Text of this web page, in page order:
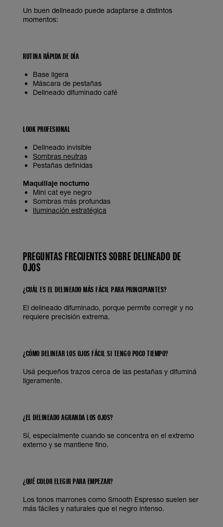
Un buen delineado puede adaptarse a distintos
momentos:
RUTINA RÁPIDA DE DÍA
Base ligera
Máscara de pestañas
Delineado difuminado café
LOOK PROFESIONAL
Delineado invisible
Sombras neutras
Pestañas definidas
Maquillaje nocturno
Mini cat eye negro
Sombras más profundas
Iluminación estratégica
PREGUNTAS FRECUENTES SOBRE DELINEADO DE
OJOS
¿CUÁL ES EL DELINEADO MÁS FÁCIL PARA PRINCIPIANTES?
El delineado difuminado, porque permite corregir y no
requiere precisión extrema.
¿CÓMO DELINEAR LOS OJOS FÁCIL SI TENGO POCO TIEMPO?
Usá pequeños trazos cerca de las pestañas y difuminá
ligeramente.
¿EL DELINEADO AGRANDA LOS OJOS?
Sí, especialmente cuando se concentra en el extremo
externo y se mantiene fino.
¿QUÉ COLOR ELEGIR PARA EMPEZAR?
Los tonos marrones como Smooth Espresso suelen ser
más fáciles y naturales que el negro intenso.